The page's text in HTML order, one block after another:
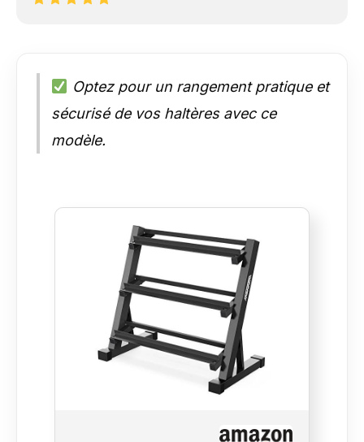
Optez pour un rangement pratique et
sécurisé de vos haltères avec ce
modèle.